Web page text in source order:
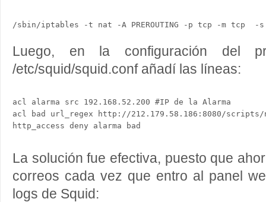
/sbin/iptables -t nat -A PREROUTING -p tcp -m tcp  -
Luego, en la configuración del
/etc/squid/squid.conf añadí las líneas:
acl alarma src 192.168.52.200 #IP de la Alarma
acl bad url_regex http://212.179.58.186:8080/
La solución fue efectiva, puesto que
correos cada vez que entro al panel
logs de Squid: